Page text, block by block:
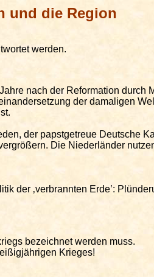
und die Region
werden.
nach der Reformation durch
der damaligen
der papstgetreue Deutsche
Die Niederländer
der ‚verbrannten Erde’:
bezeichnet werden muss.
Krieges!